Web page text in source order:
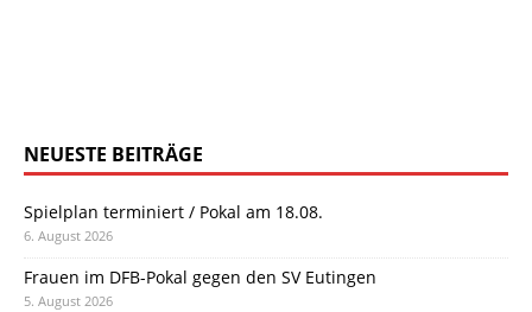
NEUESTE BEITRÄGE
Spielplan terminiert / Pokal am 18.08.
6. August 2026
Frauen im DFB-Pokal gegen den SV Eutingen
5. August 2026